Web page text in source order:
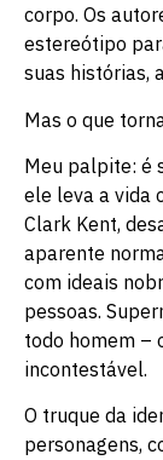
corpo. Os
estereótipo
suas histórias,
Mas o que
Meu palpite: é
ele leva a vida
Clark Kent,
aparente
com ideais
pessoas.
todo homem –
incontestável.
O truque da
personagens,